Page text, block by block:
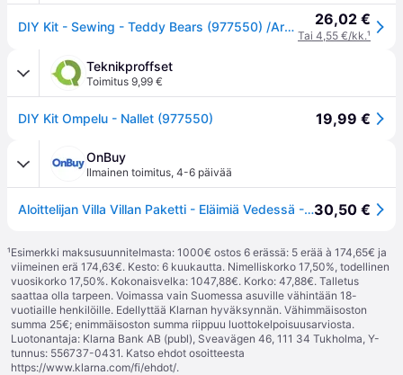
DIY Kit - Sewing - Teddy Bears (977550) /Arts and Crafts 26,02 €
Tai 4,55 €/kk.¹
Teknikproffset
Toimitus 9,99 €
DIY Kit Ompelu - Nallet (977550) 19,99 €
OnBuy
Ilmainen toimitus, 4-6 päivää
Aloittelijan Villa Villan Paketti - Eläimiä Vedessä - Huovutusvilla - Sekä - Perinteinen Käsityö30,50 €
¹Esimerkki maksusuunnitelmasta: 1000€ ostos 6 erässä: 5 erää à 174,65€ ja
viimeinen erä 174,63€. Kesto: 6 kuukautta. Nimelliskorko 17,50%, todellinen
vuosikorko 17,50%. Kokonaisvelka: 1047,88€. Korko: 47,88€. Talletus
saattaa olla tarpeen. Voimassa vain Suomessa asuville vähintään 18-
vuotiaille henkilöille. Edellyttää Klarnan hyväksynnän. Vähimmäisoston
summa 25€; enimmäisoston summa riippuu luottokelpoisuusarviosta.
Luotonantaja: Klarna Bank AB (publ), Sveavägen 46, 111 34 Tukholma, Y-
tunnus: 556737-0431. Katso ehdot osoitteesta
https://www.klarna.com/fi/ehdot/.